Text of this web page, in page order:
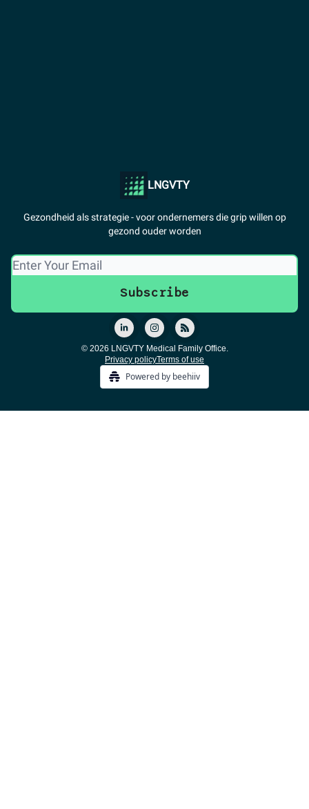
LNGVTY
Gezondheid als strategie - voor ondernemers die grip willen op
gezond ouder worden
© 2026 LNGVTY Medical Family Office.
Privacy policyTerms of use
Powered by beehiiv